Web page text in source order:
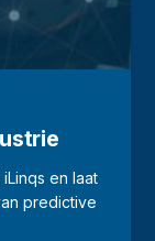
en laat
predictive